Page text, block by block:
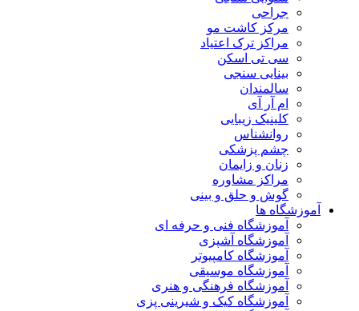
جراحی
مرکز کاشت مو
مراکز ترک اعتیاد
سی تی اسکن
بینایی سنجی
سالمندان
ام آر آی
کلینیک زیبایی
روانشناس
چشم پزشکی
زنان و زایمان
مراکز مشاوره
گوش و حلق و بینی
آموزشگاه ها
آموزشگاه فنی و حرفه ای
آموزشگاه آشپزی
آموزشگاه کامپیوتر
آموزشگاه موسیقی
آموزشگاه فرهنگی و هنری
آموزشگاه کیک و شیرینی پزی